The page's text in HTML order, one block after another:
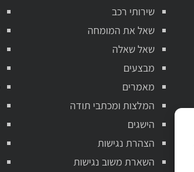
שירותי רכב
שאל את המומחה
שאל שאלה
מבצעים
מאמרים
המלצות ומכתבי תודה
הישגים
הצהרת נגישות
השארת משוב נגישות